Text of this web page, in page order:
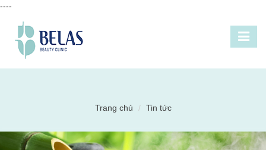
----
Trang chủ Tin tức